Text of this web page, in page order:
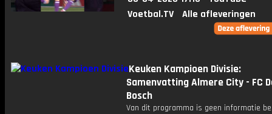
Voetbal.TV
Alle afleveringen
Keuken Kampioen Divisie:
Samenvatting Almere City - FC
Bosch
Van dit programma is geen informatie